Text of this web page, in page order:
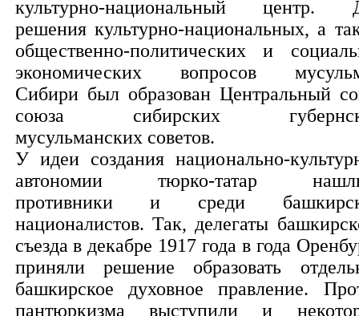
культурно-национальный центр.
решения культурно-национальных, а
общественно-политических и
экономических вопросов
Сибири был образован Центральный
союза сибирских
мусульманских советов.
У идеи создания национально-
автономии тюрко-татар
противники и среди
националистов. Так, делегаты
съезда в декабре 1917 года в года
приняли решение образовать
башкирское духовное правление.
пантюркизма выступили и